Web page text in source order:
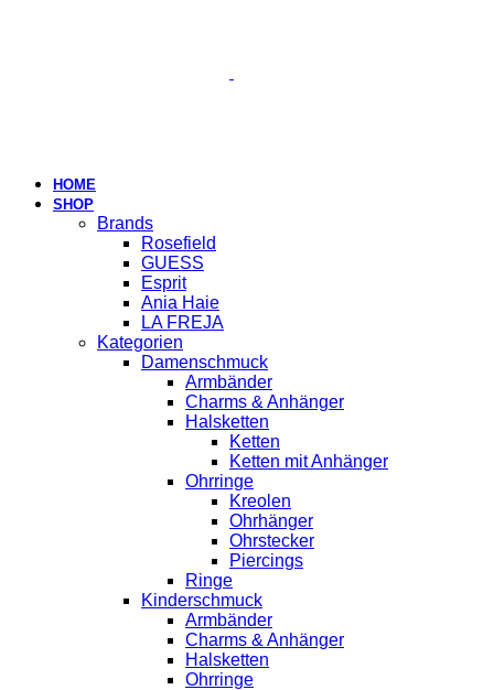
HOME
SHOP
Brands
Rosefield
GUESS
Esprit
Ania Haie
LA FREJA
Kategorien
Damenschmuck
Armbänder
Charms & Anhänger
Halsketten
Ketten
Ketten mit Anhänger
Ohrringe
Kreolen
Ohrhänger
Ohrstecker
Piercings
Ringe
Kinderschmuck
Armbänder
Charms & Anhänger
Halsketten
Ohrringe